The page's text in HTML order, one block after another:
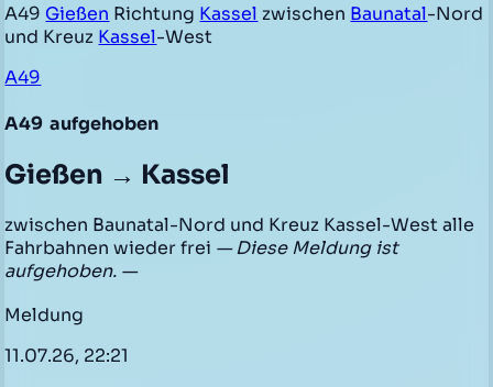
A49 Gießen Richtung Kassel zwischen Baunatal-Nord
und Kreuz Kassel-West
A49
A49 aufgehoben
Gießen → Kassel
zwischen Baunatal-Nord und Kreuz Kassel-West alle
Fahrbahnen wieder frei — Diese Meldung ist
aufgehoben. —
Meldung
11.07.26, 22:21